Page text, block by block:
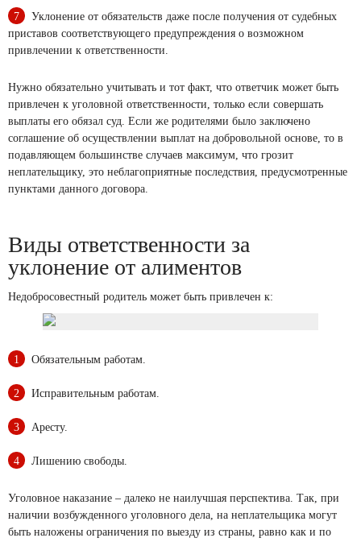
Уклонение от обязательств даже после получения от судебных
приставов соответствующего предупреждения о возможном
привлечении к ответственности.
Нужно обязательно учитывать и тот факт, что ответчик может быть
привлечен к уголовной ответственности, только если совершать
выплаты его обязал суд. Если же родителями было заключено
соглашение об осуществлении выплат на добровольной основе, то в
подавляющем большинстве случаев максимум, что грозит
неплательщику, это неблагоприятные последствия, предусмотренные
пунктами данного договора.
Виды ответственности за
уклонение от алиментов
Недобросовестный родитель может быть привлечен к:
Обязательным работам.
Исправительным работам.
Аресту.
Лишению свободы.
Уголовное наказание – далеко не наилучшая перспектива. Так, при
наличии возбужденного уголовного дела, на неплательщика могут
быть наложены ограничения по выезду из страны, равно как и по